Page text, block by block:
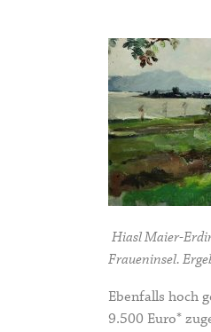
Hiasl Maier-
Fraueninsel.
Ebenfalls hoch
9.500 Euro*